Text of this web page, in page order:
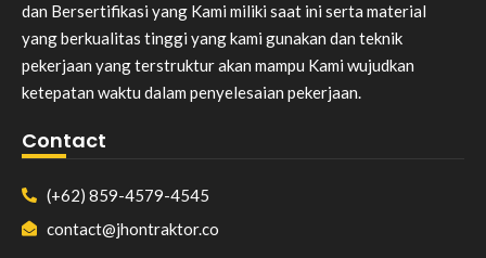
dan Bersertifikasi yang Kami miliki saat ini serta material
yang berkualitas tinggi yang kami gunakan dan teknik
pekerjaan yang terstruktur akan mampu Kami wujudkan
ketepatan waktu dalam penyelesaian pekerjaan.
Contact
(+62) 859-4579-4545
contact@jhontraktor.co